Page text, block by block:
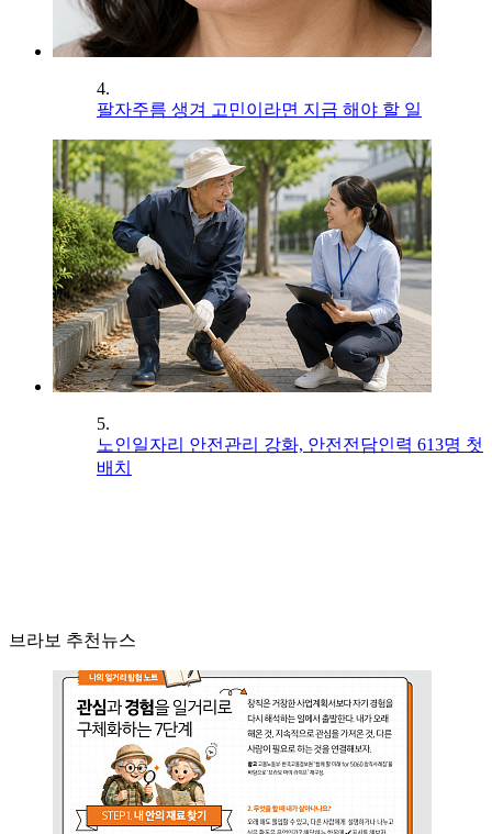
4.
팔자주름 생겨 고민이라면 지금 해야 할 일
5.
노인일자리 안전관리 강화, 안전전담인력 613명 첫
배치
브라보 추천뉴스